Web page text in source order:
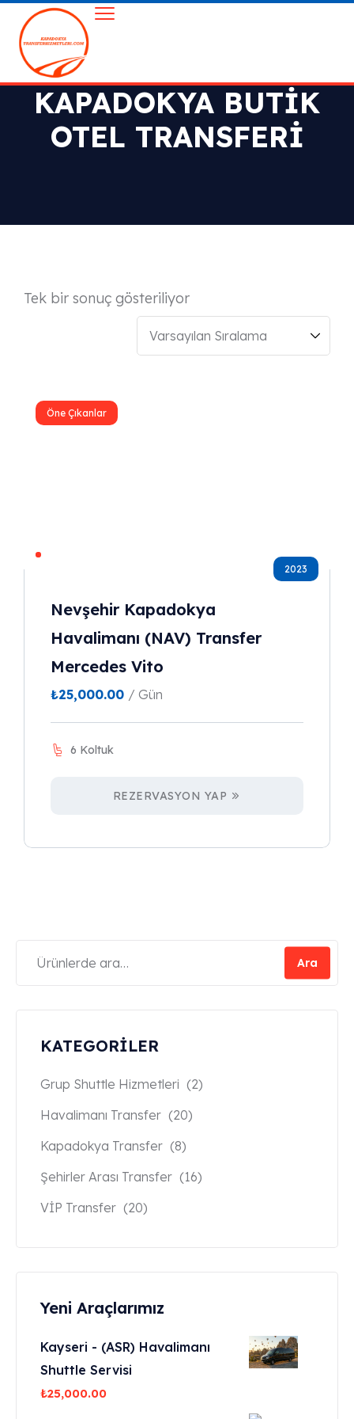
KAPADOKYA BUTIK
OTEL TRANSFERI
Tek bir sonuç gösteriliyor
Öne Çıkanlar
2023
Nevşehir Kapadokya
Havalimanı (NAV) Transfer
Mercedes Vito
₺25,000.00 / Gün
6 Koltuk
REZERVASYON YAP
Ara
KATEGORİLER
Grup Shuttle Hizmetleri (2)
Havalimanı Transfer (20)
Kapadokya Transfer (8)
Şehirler Arası Transfer (16)
VİP Transfer (20)
Yeni Araçlarımız
Kayseri - (ASR) Havalimanı
Shuttle Servisi
₺25,000.00